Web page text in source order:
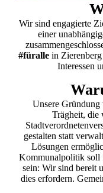
Wir sind engagierte
einer
#füralle in
Interessen
Unsere
Trägheit, die
gestalten statt
Lösungen
Kommunalpolitik soll
sein: Wir sind bereit
dies erfordern.